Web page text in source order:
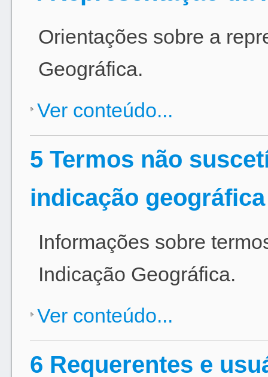
Orientações sobre a
Geográfica.
Ver conteúdo...
5 Termos não
indicação geográfica
Informações sobre
Indicação Geográfica.
Ver conteúdo...
6 Requerentes e